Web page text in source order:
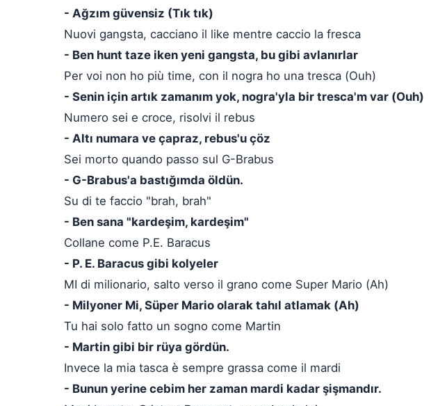
- Ağzım güvensiz (Tık tık)
Nuovi gangsta, cacciano il like mentre caccio la fresca
- Ben hunt taze iken yeni gangsta, bu gibi avlanırlar
Per voi non ho più time, con il nogra ho una tresca (Ouh)
- Senin için artık zamanım yok, nogra'yla bir tresca'm var (Ouh)
Numero sei e croce, risolvi il rebus
- Altı numara ve çapraz, rebus'u çöz
Sei morto quando passo sul G-Brabus
- G-Brabus'a bastığımda öldün.
Su di te faccio "brah, brah"
- Ben sana "kardeşim, kardeşim"
Collane come P.E. Baracus
- P. E. Baracus gibi kolyeler
MI di milionario, salto verso il grano come Super Mario (Ah)
- Milyoner Mi, Süper Mario olarak tahıl atlamak (Ah)
Tu hai solo fatto un sogno come Martin
- Martin gibi bir rüya gördün.
Invece la mia tasca è sempre grassa come il mardi
- Bunun yerine cebim her zaman mardi kadar şişmandır.